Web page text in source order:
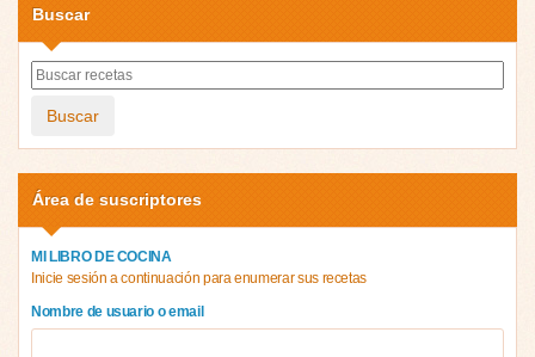
Buscar
Buscar
Área de suscriptores
MI LIBRO DE COCINA
Inicie sesión a continuación para enumerar sus recetas
Nombre de usuario o email